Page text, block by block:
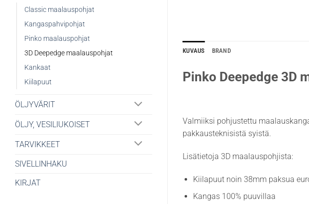
Classic maalauspohjat
Kangaspahvipohjat
Pinko maalauspohjat
3D Deepedge maalauspohjat
Kankaat
Kiilapuut
ÖLJYVÄRIT
ÖLJY, VESILIUKOISET
TARVIKKEET
SIVELLINHAKU
KIRJAT
KUVAUS BRAND
Pinko Deepedge 3D
Valmiiksi pohjustettu
pakkausteknisistä syistä.
Lisätietoja 3D maalauspohjista:
Kiilapuut noin 38mm paksua
Kangas 100% puuvillaa